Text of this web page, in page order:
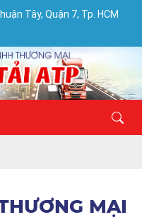
Tây, Quận 7, Tp. HCM
MẠI